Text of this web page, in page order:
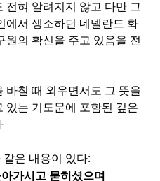
전혀 알려지지 않고 다만 그
에서 생소하던 네넬란드 화
원의 확신을 주고 있음을 전
바칠 때 외우면서도 그 뜻을
있는 기도문에 포함된 깊은
은 내용이 있다:
가시고 묻히셨으며